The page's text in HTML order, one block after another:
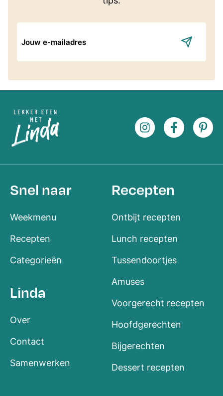
mailadres
Snel naar
Weekmenu
Recepten
Categorieën
Linda
Over
Contact
Samenwerken
Recepten
Ontbijt recepten
Lunch recepten
Tussendoortjes
Amuses
Voorgerecht recepten
Hoofdgerechten
Bijgerechten
Dessert recepten